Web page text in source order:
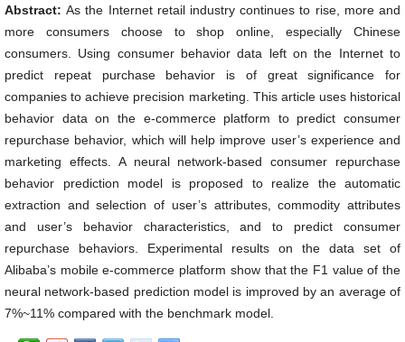
Abstract:As the Internet retail industry continues to rise, more and
more consumers choose to shop online, especially Chinese
consumers. Using consumer behavior data left on the Internet to
predict repeat purchase behavior is of great significance for
companies to achieve precision marketing. This article uses historical
behavior data on the e-commerce platform to predict consumer
repurchase behavior, which will help improve user’s experience and
marketing effects. A neural network-based consumer repurchase
behavior prediction model is proposed to realize the automatic
extraction and selection of user’s attributes, commodity attributes
and user’s behavior characteristics, and to predict consumer
repurchase behaviors. Experimental results on the data set of
Alibaba’s mobile e-commerce platform show that the F1 value of the
neural network-based prediction model is improved by an average of
7%~11% compared with the benchmark model.